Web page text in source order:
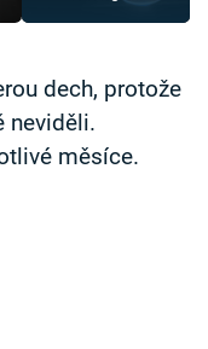
dech, protože
neviděli.
měsíce.